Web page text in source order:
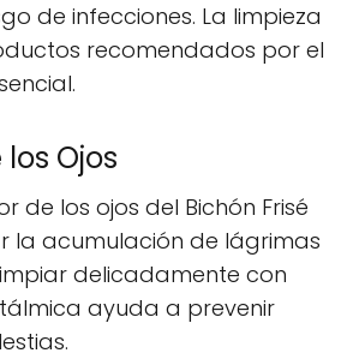
de infecciones. La limpieza
recomendados por el
Ojos
de los ojos del Bichón Frisé
la acumulación de lágrimas
delicadamente con
ayuda a prevenir